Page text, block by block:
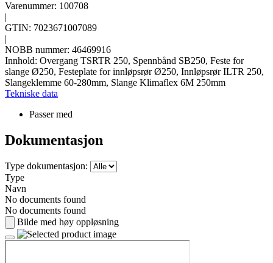
Varenummer: 100708
|
GTIN: 7023671007089
|
NOBB nummer: 46469916
Innhold: Overgang TSRTR 250, Spennbånd SB250, Feste for
slange Ø250, Festeplate for innløpsrør Ø250, Innløpsrør ILTR 250,
Slangeklemme 60-280mm, Slange Klimaflex 6M 250mm
Tekniske data
Passer med
Dokumentasjon
Type dokumentasjon:
Type
Navn
No documents found
No documents found
Bilde med høy oppløsning